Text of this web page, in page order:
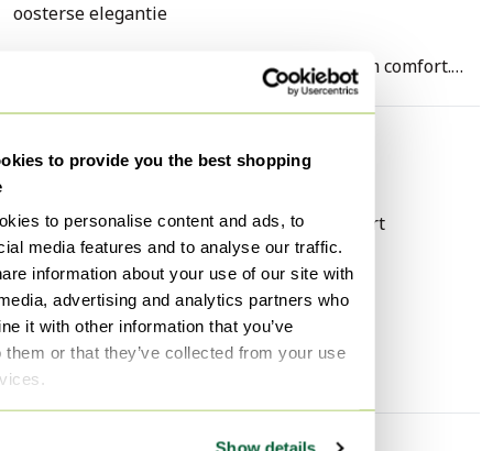
to provide you the best shopping
to personalise content and ads, to
media features and to analyse our traffic.
information about your use of our site with
advertising and analytics partners who
it with other information that you’ve
them or that they’ve collected from your use
oosterse elegantie
Tijdloze elegantie gecombineerd met ultiem comfort.
Voeg een vleugje verfijning toe aan uw garderobe met
Deze stijl, een mix van de traditionele kaftan en de
valling en verfijnde details.
Belangrijkste kenmerken:
Materiaal: Premium zijden fluweel, ultrazacht
aanvoelend met een luxueuze glans.
Handgemaakte details: Brede, fijn bewerkte rand met
delicate borduursels (Sfifa) langs de opening en
Kleuren
Paars, Blauw, Rood, Zwart
Materiaal
Fluweel, material-silk
Aantal stuks
5
Hoogte
10 cm
Breedte
10 cm